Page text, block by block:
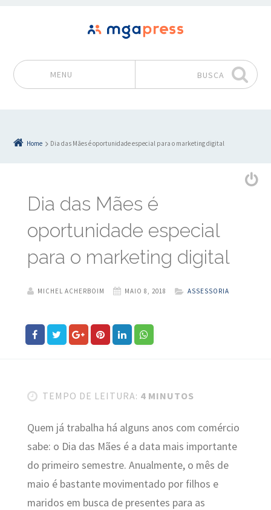
MENU BUSCA
Home Dia das Mães é oportunidade especial para o marketing digital
Dia das Mães é
oportunidade especial
para o marketing digital
MICHEL ACHERBOIM MAIO 8, 2018 ASSESSORIA
TEMPO DE LEITURA: 4 MINUTOS
Quem já trabalha há alguns anos com comércio
sabe: o Dia das Mães é a data mais importante
do primeiro semestre. Anualmente, o mês de
maio é bastante movimentado por filhos e
maridos em busca de presentes para as